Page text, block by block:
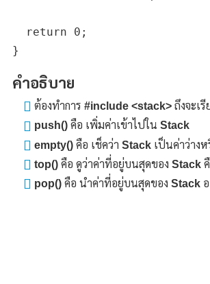
  return 0;
คำอธิบาย
ต้องทำการ #include <stack>ถึงจะเรี
push()คือ เพิ่มค่าเข้าไปใน Stack
empty()คือ เช็คว่า Stackเป็นค่าว่างห
top()คือ ดูว่าค่าที่อยู่บนสุดของ Stackคื
pop()คือ นำค่าที่อยู่บนสุดของ Stackอ